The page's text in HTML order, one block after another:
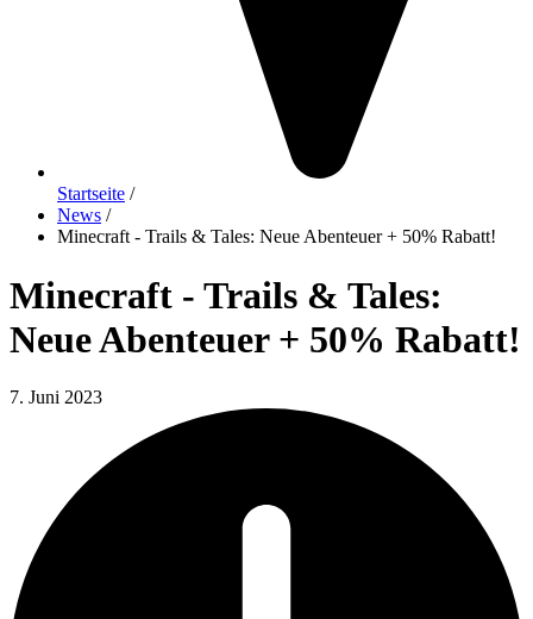
Startseite /
News /
Minecraft - Trails & Tales: Neue Abenteuer + 50% Rabatt!
Minecraft - Trails & Tales:
Neue Abenteuer + 50% Rabatt!
7. Juni 2023